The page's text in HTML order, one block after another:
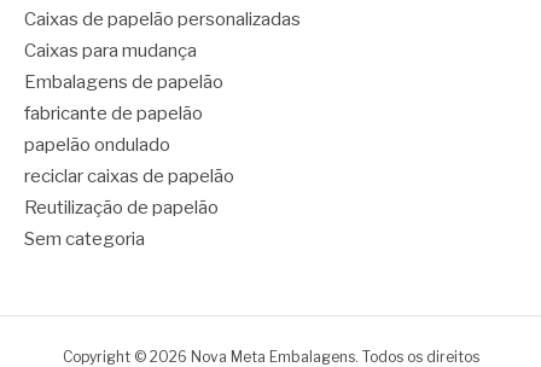
Caixas de papelão personalizadas
Caixas para mudança
Embalagens de papelão
fabricante de papelão
papelão ondulado
reciclar caixas de papelão
Reutilização de papelão
Sem categoria
Copyright © 2026 Nova Meta Embalagens. Todos os direitos